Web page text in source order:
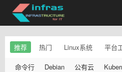
推荐 热门 Linux系统 平台
命令行 Debian 公有云